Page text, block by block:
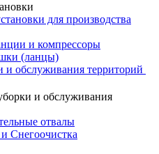
для производства
и компрессоры
(ланцы)
и обслуживания территорий
и обслуживания
отвалы
Снегоочистка